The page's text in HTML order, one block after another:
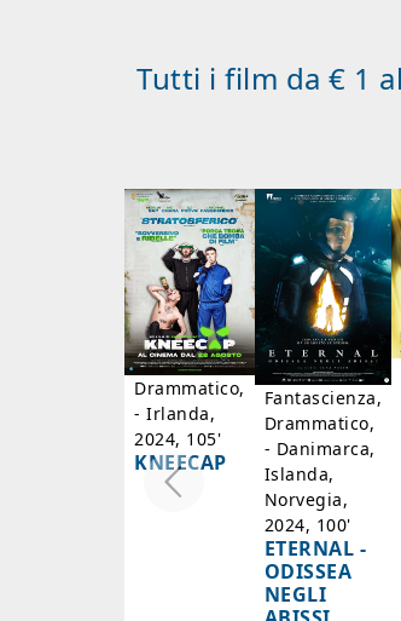
Tutti i film da € 1
Drammatico,
- Irlanda,
2024, 105'
KNEECAP
Fantascienza,
Drammatico,
- Danimarca,
Islanda,
Norvegia,
2024, 100'
ETERNAL -
ODISSEA
NEGLI